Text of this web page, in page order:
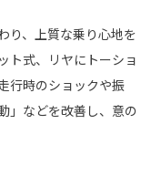
り、上質な乗り心地を
ト式、リヤにトーショ
行時のショックや振
」などを改善し、意の